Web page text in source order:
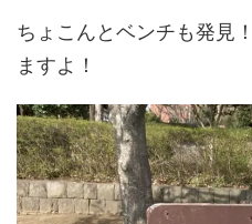
ちょこんとベンチも発見
ますよ！